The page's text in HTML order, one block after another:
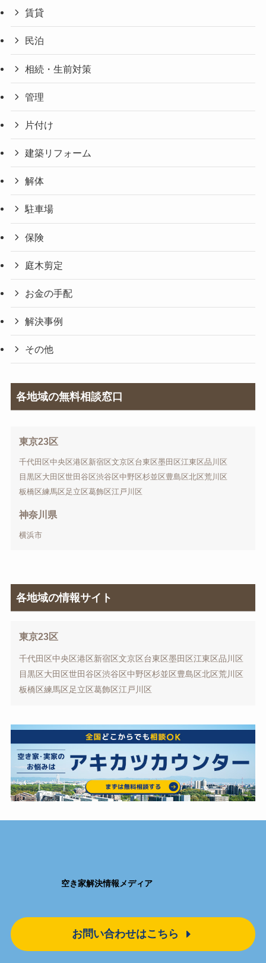
賃貸
民泊
相続・生前対策
管理
片付け
建築リフォーム
解体
駐車場
保険
庭木剪定
お金の手配
解決事例
その他
各地域の無料相談窓口
東京23区
千代田区中央区港区新宿区文京区台東区墨田区江東区品川区
目黒区大田区世田谷区渋谷区中野区杉並区豊島区北区荒川区
板橋区練馬区 足立区葛飾区江戸川区
神奈川県
横浜市
各地域の情報サイト
東京23区
千代田区中央区港区新宿区文京区台東区墨田区江東区品川区
目黒区大田区世田谷区渋谷区中野区杉並区豊島区北区荒川区
板橋区練馬区足立区葛飾区江戸川区
空き家解決情報メディア
お問い合わせはこちら